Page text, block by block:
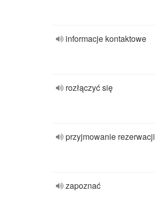
informacje kontaktowe
rozłączyć się
przyjmowanie rezerwacji
zapoznać